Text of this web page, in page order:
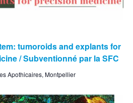
tumoroids and explants for
/ Subventionné par la SFC
Apothicaires, Montpellier